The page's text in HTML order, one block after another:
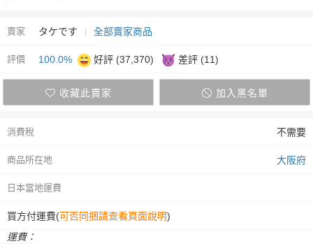
賣家 タケです 全部賣家商品
評價 100.0% 好評 (37,370) 差評 (11)
收藏此賣家 加入黑名單
消費稅 不需要
商品所在地 大阪府
日本當地運費
買方付運費(可否同捆請查看頁面說明)
運費：